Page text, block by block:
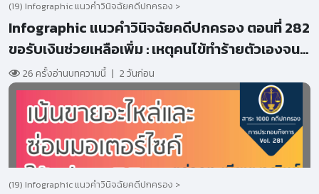
(19) Infographic แนวคำวินิจฉัยคดีปกครอง >
Infographic แนวคำวินิจฉัยคดีปกครอง ตอนที่ 282
ขอรับเงินช่วยเหลือเพิ่ม : เหตุคนไข้ทำร้ายตัวเองจน
เสียชีวิต
26 ครั้งอ่านบทความนี้ | 2 วันก่อน
(19) Infographic แนวคำวินิจฉัยคดีปกครอง >